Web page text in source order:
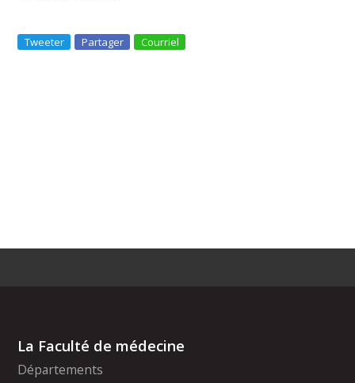
Tweeter Partager Courriel
La Faculté de médecine
Départements